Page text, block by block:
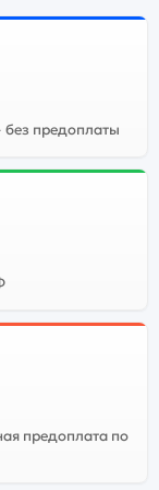
под
можно
выбранной
заказ на
Петербургу и
предоплаты
предоплата по